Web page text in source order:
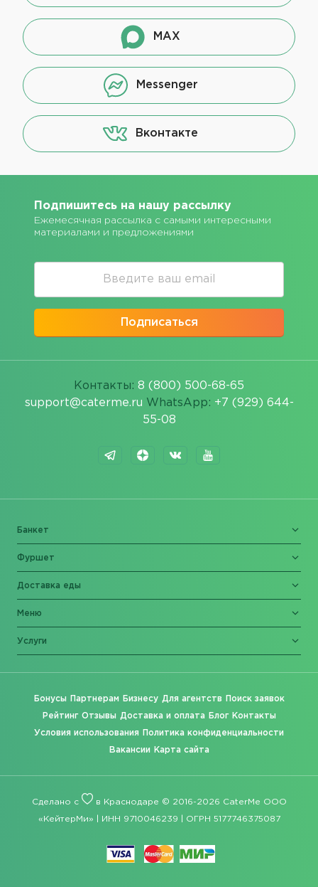
MAX
Messenger
Вконтакте
Подпишитесь на нашу рассылку
Ежемесячная рассылка с самыми интересными
материалами и предложениями
Подписаться
Контакты: 8 (800) 500-68-65
support@caterme.ru WhatsApp: +7 (929) 644-
55-08
Банкет
Фуршет
Доставка еды
Меню
Услуги
Бонусы Партнерам Бизнесу Для агентств Поиск заявок
Рейтинг Отзывы Доставка и оплата Блог Контакты
Условия использования Политика конфиденциальности
Вакансии Карта сайта
Сделано с в Краснодаре © 2016-2026 CaterMe ООО
«КейтерМи» | ИНН 9710046239 | ОГРН 5177746375087